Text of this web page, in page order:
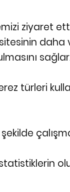
ziyaret
daha
türleri